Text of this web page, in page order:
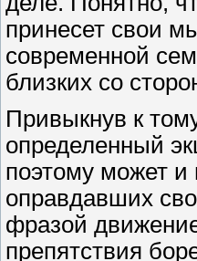
принесет свои
современной
близких со
Привыкнув к
определенный
поэтому может и
оправдавших
фразой
препятствия